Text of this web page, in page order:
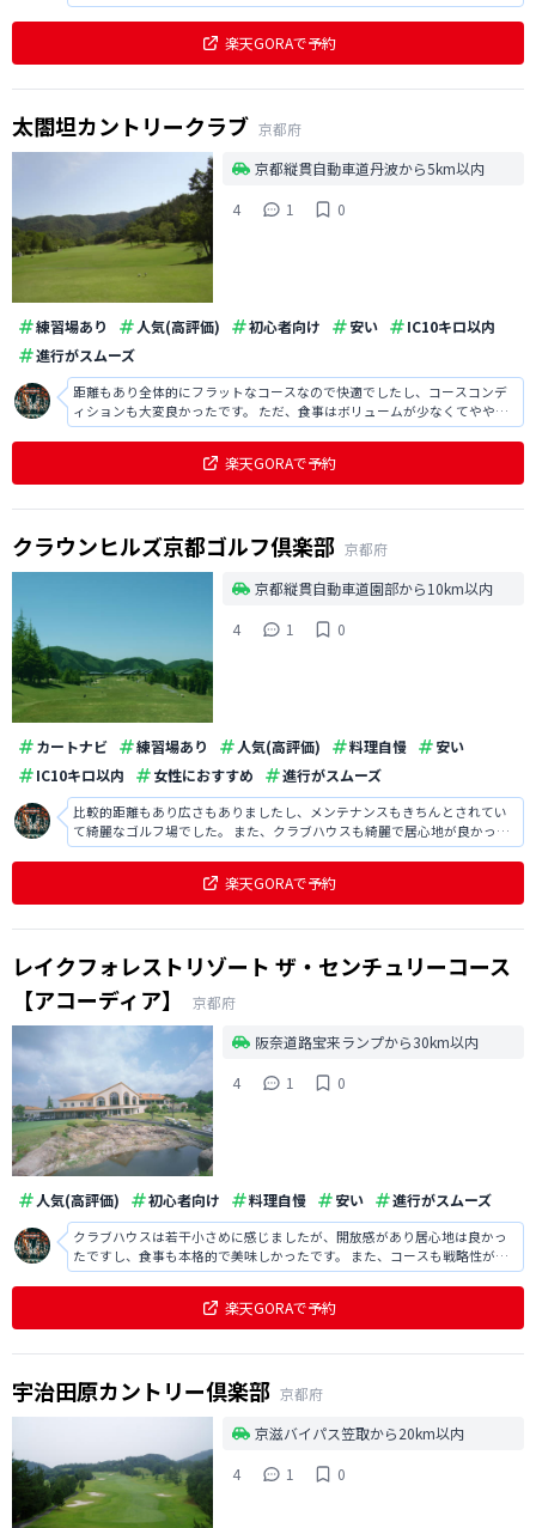
た。リピートしたくなるゴルフ場の1つだと思います。特に夏場は涼しくて
楽天GORAで予約
太閤坦カントリークラブ 京都府
京都縦貫自動車道丹波から5km以内
4
1 0
練習場あり 人気(高評価) 初心者向け 安い
IC10キロ以内
進行がスムーズ
距離もあり全体的にフラットなコースなので快適でしたし、コースコンデ
ィションも大変良かったです。 ただ、食事はボリュームが少なくてやや物
足りない印象でした。
楽天GORAで予約
クラウンヒルズ京都ゴルフ倶楽部 京都府
京都縦貫自動車道園部から10km以内
4
1 0
カートナビ 練習場あり 人気(高評価) 料理自慢
安い
IC10キロ以内
女性におすすめ 進行がスムーズ
比較的距離もあり広さもありましたし、メンテナンスもきちんとされてい
て綺麗なゴルフ場でした。 また、クラブハウスも綺麗で居心地が良かった
ですし、食事も非常に美味しかったです。
楽天GORAで予約
レイクフォレストリゾート ザ・センチュリーコース
【アコーディア】
京都府
阪奈道路宝来ランプから30km以内
4
1 0
人気(高評価) 初心者向け 料理自慢 安い 進行がスムーズ
クラブハウスは若干小さめに感じましたが、開放感があり居心地は良かっ
たですし、食事も本格的で美味しかったです。 また、コースも戦略性があ
り面白かったですし、芝も大変綺麗で満足でした。
楽天GORAで予約
宇治田原カントリー倶楽部 京都府
京滋バイパス笠取から20km以内
4
1 0